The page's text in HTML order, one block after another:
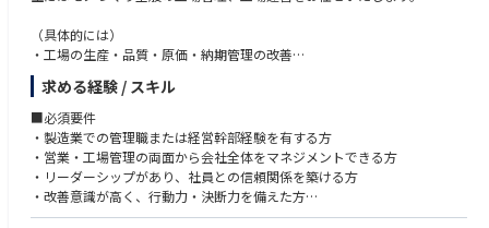
（具体的には）
・工場の生産・品質・原価・納期管理の改善
・幹部社員および現場リーダーの育成
・各部門との連携強化による経営基盤の構築
・将来を見据えた事業拡大および組織づくり
（将来的なMission）
今後の企業成長に向けて、品質・納期・原価管理を強化し、
生産性と利益率の向上を図る管理体制の構築を必要としております。
求める経験 / スキル
■必須要件
・製造業での管理職または経営幹部経験を有する方
・営業・工場管理の両面から会社全体をマネジメントできる方
・リーダーシップがあり、社員との信頼関係を築ける方
・改善意識が高く、行動力・決断力を備えた方
・社長と共に経営課題に取り組み、会社の将来を創っていく意欲のある方